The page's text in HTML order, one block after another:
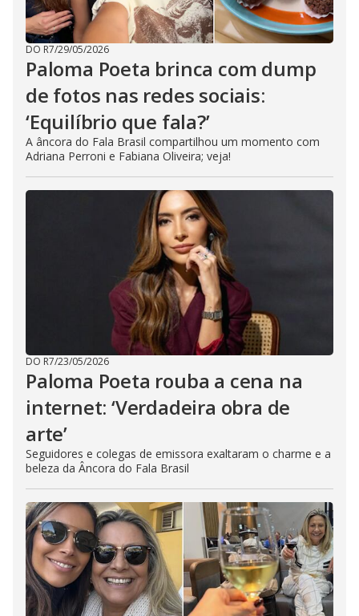
DO R7/29/05/2026
Paloma Poeta brinca com dump
de fotos nas redes sociais:
‘Equilíbrio que fala?’
A âncora do Fala Brasil compartilhou um momento com
Adriana Perroni e Fabiana Oliveira; veja!
DO R7/23/05/2026
Paloma Poeta rouba a cena na
internet: ‘Verdadeira obra de
arte’
Seguidores e colegas de emissora exaltaram o charme e a
beleza da Âncora do Fala Brasil